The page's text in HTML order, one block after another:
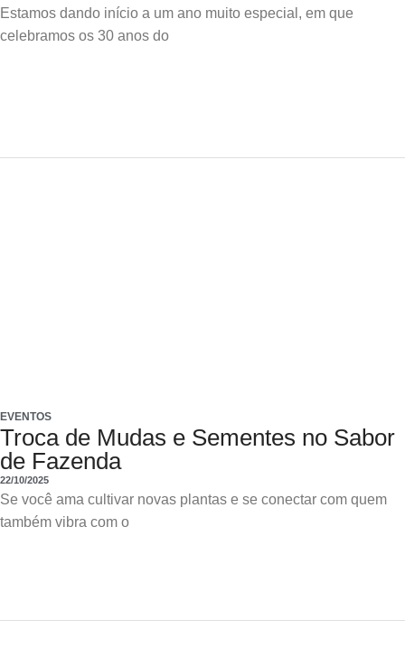
Estamos dando início a um ano muito especial, em que
celebramos os 30 anos do
EVENTOS
Troca de Mudas e Sementes no Sabor
de Fazenda
22/10/2025
Se você ama cultivar novas plantas e se conectar com quem
também vibra com o